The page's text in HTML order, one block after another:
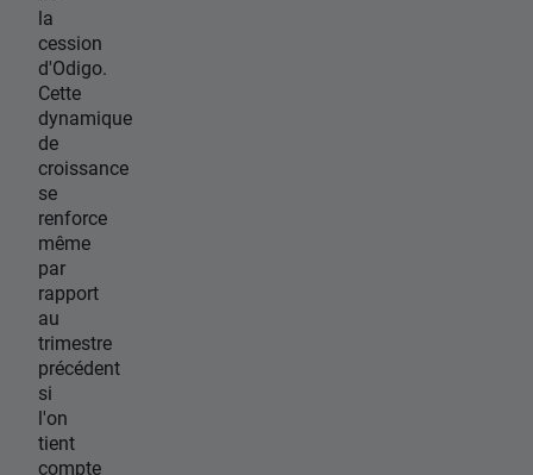
la
cession
d'Odigo.
Cette
dynamique
de
croissance
se
renforce
même
par
rapport
au
trimestre
précédent
si
l'on
tient
compte